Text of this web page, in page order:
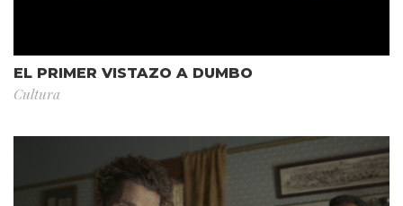
EL PRIMER VISTAZO A DUMBO
Cultura